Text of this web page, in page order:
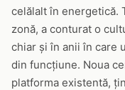
celălalt în energetică.
zonă, a conturat o
chiar și în anii în care
din funcțiune. Noua
platforma existentă,